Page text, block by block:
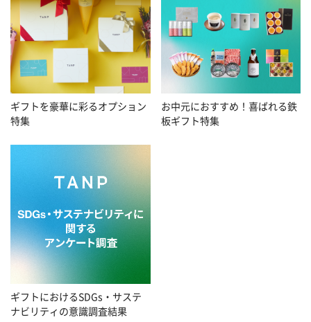
ギフトを豪華に彩るオプション
特集
お中元におすすめ！喜ばれる鉄
板ギフト特集
ギフトにおけるSDGs・サステ
ナビリティの意識調査結果